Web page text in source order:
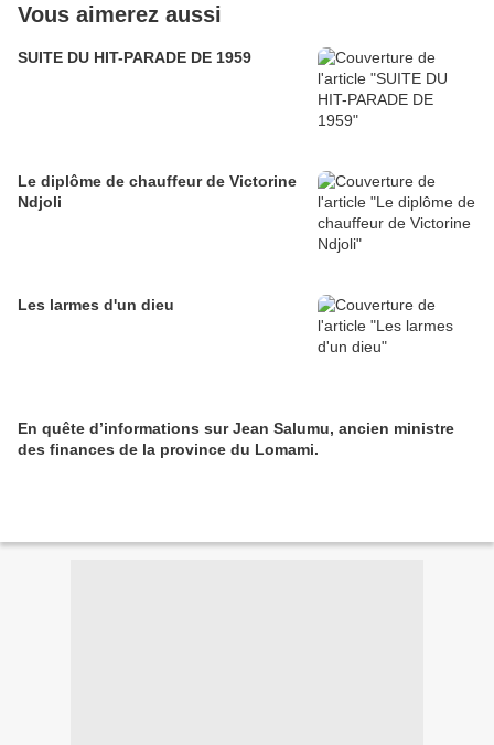
Vous aimerez aussi
SUITE DU HIT-PARADE DE 1959
Le diplôme de chauffeur de Victorine
Ndjoli
Les larmes d'un dieu
En quête d’informations sur Jean Salumu, ancien ministre
des finances de la province du Lomami.